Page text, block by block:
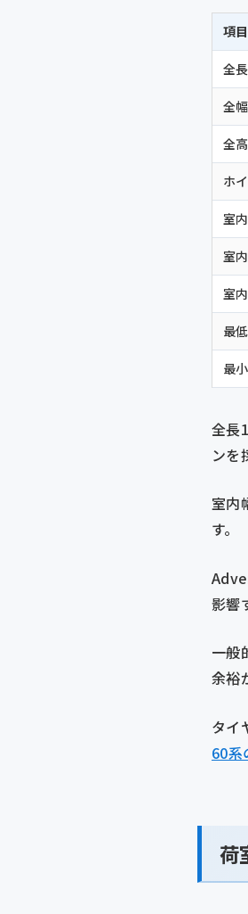
項目
全長
全幅
全高
ホ
室
室
室
最
最
全長
ンを
室内
す。
影響
一般
余裕
タイ
60系
荷